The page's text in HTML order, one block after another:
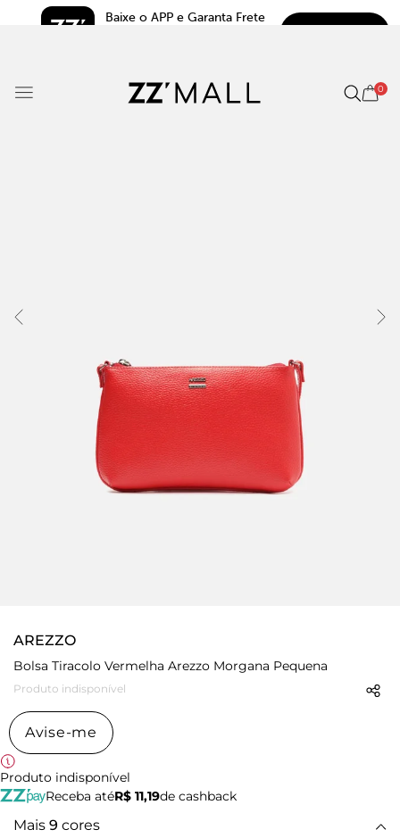
Baixe o APP e Garanta Frete
0
AREZZO
Bolsa Tiracolo Vermelha Arezzo Morgana Pequena
Produto indisponível
Avise-me
Produto indisponível
Receba atéR$ 11,19de cashback
Mais 9 cores